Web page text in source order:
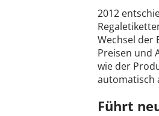
2012
Wechsel der
Preisen und
wie der
automatisch
Führt